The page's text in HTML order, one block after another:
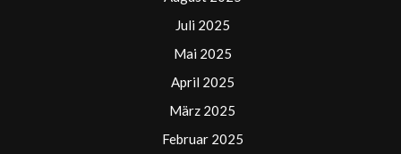
Juli 2025
Mai 2025
April 2025
März 2025
Februar 2025